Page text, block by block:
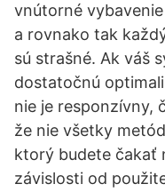
vnútorné
a rovnako tak
sú strašné. Ak váš
dostatočnú
nie je responzívny,
že nie všetky
ktorý budete čakať
závislosti od